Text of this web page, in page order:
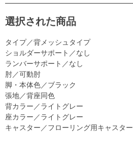
選択された商品
タイプ／背メッシュタイプ
ショルダーサポート／なし
ランバーサポート／なし
肘／可動肘
脚・本体色／ブラック
張地／背座同色
背カラー／ライトグレー
座カラー／ライトグレー
キャスター／フローリング用キャスター